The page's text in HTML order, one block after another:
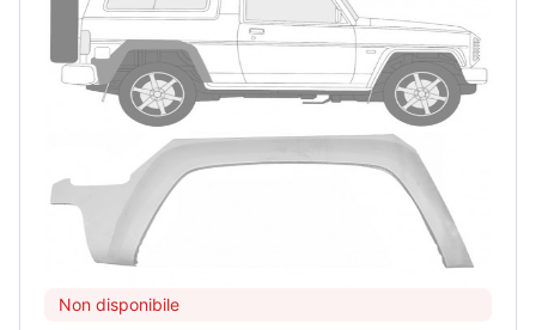
Non disponibile